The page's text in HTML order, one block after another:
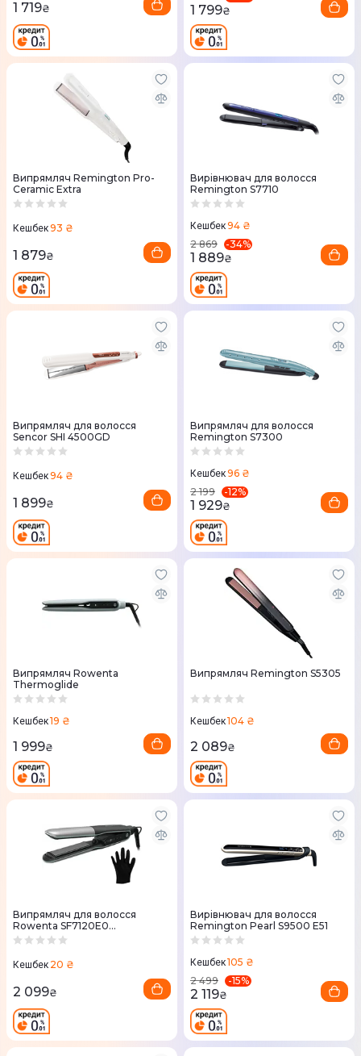
1 719₴ 1 799₴
Випрямляч Remington Pro-
Ceramic Extra
Кешбек93 ₴
1 879₴
Вирівнювач для волосся
Remington S7710
Кешбек94 ₴
2 869
-34%
1 889₴
Випрямляч для волосся
Sencor SHI 4500GD
Кешбек94 ₴
1 899₴
Випрямляч для волосся
Remington S7300
Кешбек96 ₴
2 199
-12%
1 929₴
Випрямляч Rowenta
Thermoglide
Кешбек19 ₴
1 999₴
Випрямляч Remington S5305
Кешбек104 ₴
2 089₴
Випрямляч для волосся
Rowenta SF7120E0
Thermostyle
Кешбек 20 ₴
2 099₴
Вирівнювач для волосся
Remington Pearl S9500 E51
Кешбек105 ₴
2 499
-15%
2 119₴